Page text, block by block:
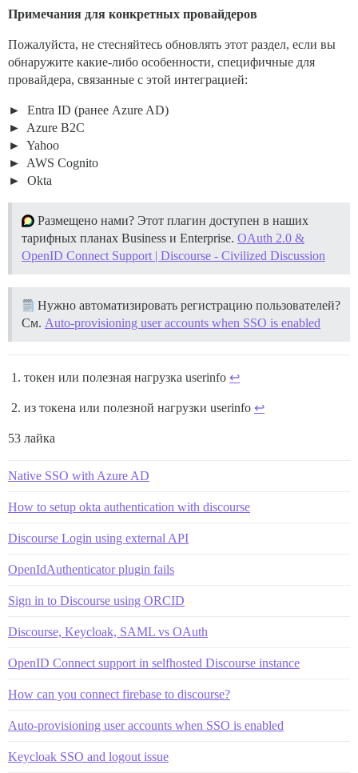
Примечания для конкретных провайдеров
Пожалуйста, не стесняйтесь обновлять этот раздел, если вы
обнаружите какие-либо особенности, специфичные для
провайдера, связанные с этой интеграцией:
Entra ID (ранее Azure AD)
Azure B2C
Yahoo
AWS Cognito
Okta
Размещено нами? Этот плагин доступен в наших
тарифных планах Business и Enterprise. OAuth 2.0 &
OpenID Connect Support | Discourse - Civilized Discussion
Нужно автоматизировать регистрацию пользователей?
См. Auto-provisioning user accounts when SSO is enabled
токен или полезная нагрузка userinfo ↩︎
из токена или полезной нагрузки userinfo ↩︎
53 лайка
Native SSO with Azure AD
How to setup okta authentication with discourse
Discourse Login using external API
OpenIdAuthenticator plugin fails
Sign in to Discourse using ORCID
Discourse, Keycloak, SAML vs OAuth
OpenID Connect support in selfhosted Discourse instance
How can you connect firebase to discourse?
Auto-provisioning user accounts when SSO is enabled
Keycloak SSO and logout issue